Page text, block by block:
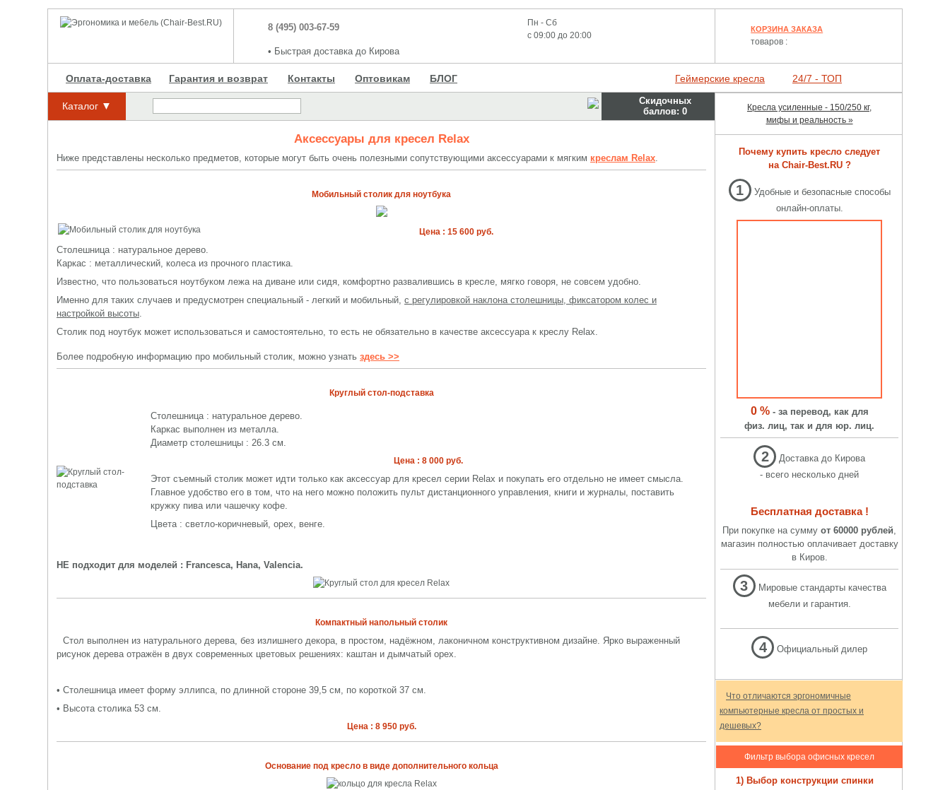
8 (495) 003-67-59
• Быстрая доставка до Кирова
Пн - Сб
с 09:00 до 20:00
КОРЗИНА ЗАКАЗА
товаров :
Оплата-доставка Гарантия и возврат Контакты Оптовикам БЛОГ Геймерские кресла 24/7 - ТОП
Каталог ▼
Скидочных
баллов: 0
Аксессуары для кресел Relax
Ниже представлены несколько предметов, которые могут быть очень полезными сопутствующими аксессуарами к мягким креслам Relax.
Мобильный столик для ноутбука
Цена : 15 600 руб.
Столешница : натуральное дерево.
Каркас : металлический, колеса из прочного пластика.
Известно, что пользоваться ноутбуком лежа на диване или сидя, комфортно развалившись в кресле, мягко говоря, не совсем удобно.
Именно для таких случаев и предусмотрен специальный - легкий и мобильный, с регулировкой наклона столешницы, фиксатором колес и
настройкой высоты.
Столик под ноутбук может использоваться и самостоятельно, то есть не обязательно в качестве аксессуара к креслу Relax.
Более подробную информацию про мобильный столик, можно узнать здесь >>
Круглый стол-подставка
Столешница : натуральное дерево.
Каркас выполнен из металла.
Диаметр столешницы : 26.3 см.
Цена : 8 000 руб.
Этот съемный столик может идти только как аксессуар для кресел серии Relax и покупать его отдельно не имеет смысла.
Главное удобство его в том, что на него можно положить пульт дистанционного управления, книги и журналы, поставить
кружку пива или чашечку кофе.
Цвета : светло-коричневый, орех, венге.
НЕ подходит для моделей : Francesca, Hana, Valencia.
Компактный напольный столик
Стол выполнен из натурального дерева, без излишнего декора, в простом, надёжном, лаконичном конструктивном дизайне. Ярко выраженный
рисунок дерева отражён в двух современных цветовых решениях: каштан и дымчатый орех.
• Столешница имеет форму эллипса, по длинной стороне 39,5 см, по короткой 37 см.
• Высота столика 53 см.
Цена : 8 950 руб.
Основание под кресло в виде дополнительного кольца
Кресла усиленные - 150/250 кг,
мифы и реальность »
Почему купить кресло следует
на Chair-Best.RU ?
1
Удобные и безопасные способы
онлайн-оплаты.
0 %- за перевод, как для
физ. лиц, так и для юр. лиц.
2
Доставка до Кирова
- всего несколько дней
Бесплатная доставка !
При покупке на сумму от 60000 рублей,
магазин полностью оплачивает доставку
в Киров.
3
Мировые стандарты качества
мебели и гарантия.
4 Официальный дилер
Что отличаются эргономичные
компьютерные кресла от простых и
дешевых?
Фильтр выбора офисных кресел
1) Выбор конструкции спинки